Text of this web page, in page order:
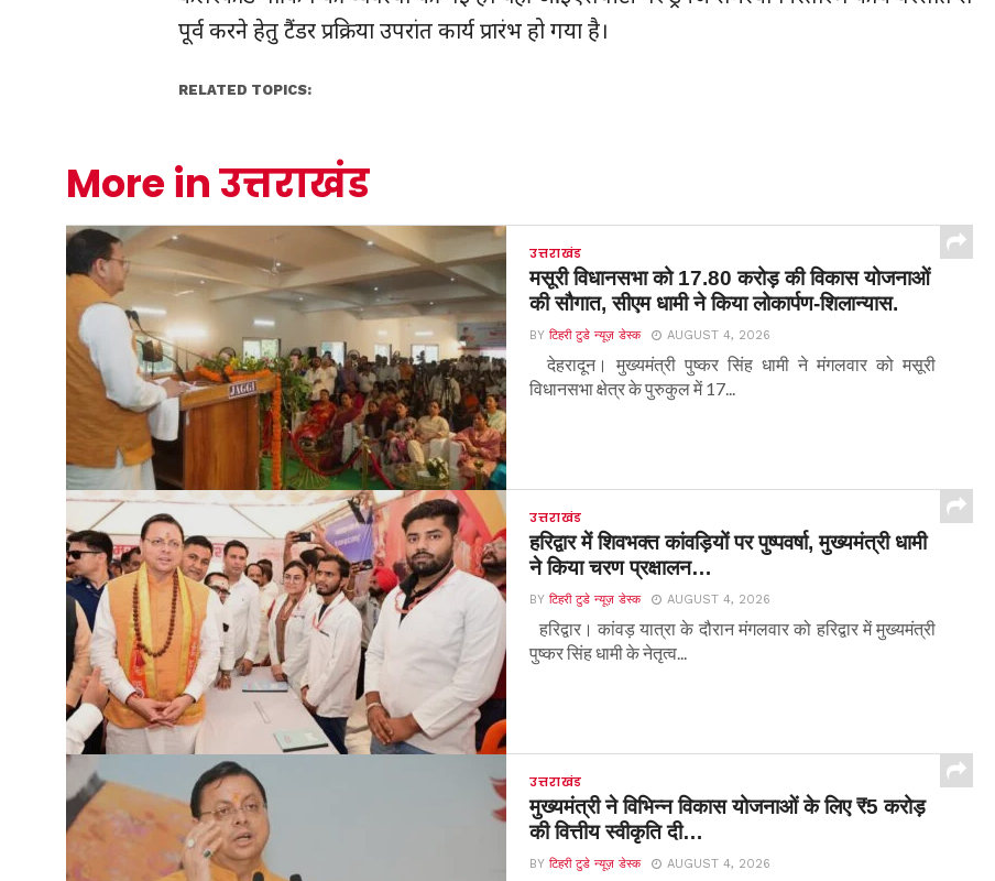
पूर्व करने हेतु टैंडर प्रक्रिया उपरांत कार्य प्रारंभ हो गया है।
RELATED TOPICS:
More in उत्तराखंड
उत्तराखंड
मसूरी विधानसभा को 17.80 करोड़ की विकास योजनाओं
की सौगात, सीएम धामी ने किया लोकार्पण-शिलान्यास.
BYटिहरी टुडे न्यूज़ डेस्क AUGUST 4, 2026
देहरादून। मुख्यमंत्री पुष्कर सिंह धामी ने मंगलवार को मसूरी
विधानसभा क्षेत्र के पुरुकुल में 17...
उत्तराखंड
हरिद्वार में शिवभक्त कांवड़ियों पर पुष्पवर्षा, मुख्यमंत्री धामी
ने किया चरण प्रक्षालन…
BYटिहरी टुडे न्यूज़ डेस्क AUGUST 4, 2026
हरिद्वार। कांवड़ यात्रा के दौरान मंगलवार को हरिद्वार में मुख्यमंत्री
पुष्कर सिंह धामी के नेतृत्व...
उत्तराखंड
मुख्यमंत्री ने विभिन्न विकास योजनाओं के लिए ₹5 करोड़
की वित्तीय स्वीकृति दी…
BYटिहरी टुडे न्यूज़ डेस्क AUGUST 4, 2026